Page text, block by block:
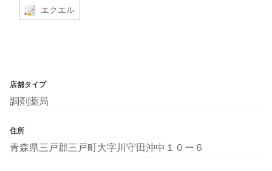
エクエル
店舗タイプ
調剤薬局
住所
青森県三戸郡三戸町大字川守田沖中１０ー６